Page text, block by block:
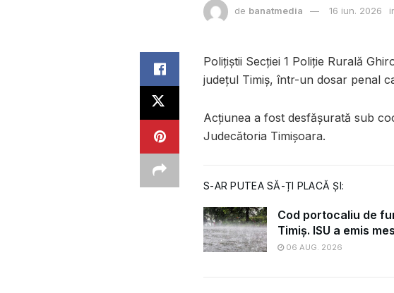
de banatmedia 16 iun. 2026
Polițiștii Secției 1 Poliție Rurală
județul Timiș, într-un dosar penal
Acțiunea a fost desfășurată sub
Judecătoria Timișoara.
S-AR PUTEA SĂ-ȚI PLACĂ ȘI:
Cod portocaliu de
Timiș. ISU a emis
06 AUG. 2026